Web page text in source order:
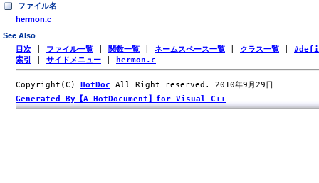
ファイル名
hermon.c
See Also
目次 ファイル一覧 関数一覧 ネームスペース一覧 クラス一覧
索引
サイドメニュー hermon.c
Copyright(C) HotDoc All Right reserved. 2010年9月29日
Generated By【A HotDocument】for Visual C++